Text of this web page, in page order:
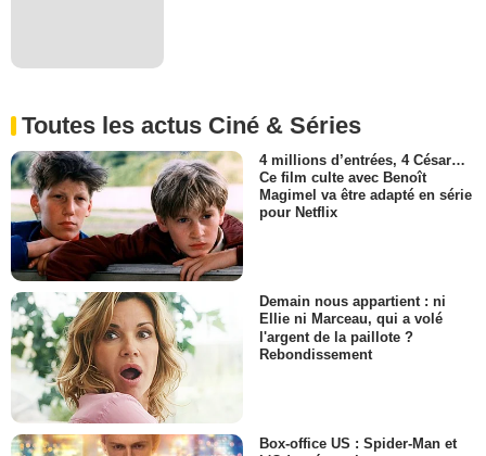
Toutes les actus Ciné & Séries
4 millions d’entrées, 4 César…
Ce film culte avec Benoît
Magimel va être adapté en série
pour Netflix
Demain nous appartient : ni
Ellie ni Marceau, qui a volé
l'argent de la paillote ?
Rebondissement
Box-office US : Spider-Man et